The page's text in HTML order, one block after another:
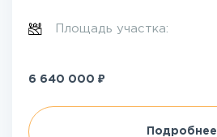
Площадь участка:
6 640 000 ₽
Подробнее